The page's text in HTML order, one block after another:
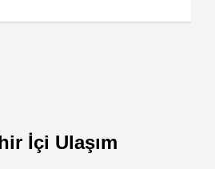
İçi Ulaşım